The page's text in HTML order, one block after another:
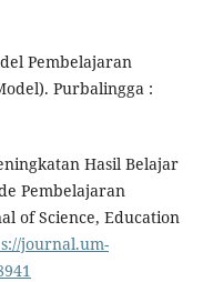
Pembelajaran
Purbalingga :
Hasil Belajar
Pembelajaran
of Science, Education
journal.um-